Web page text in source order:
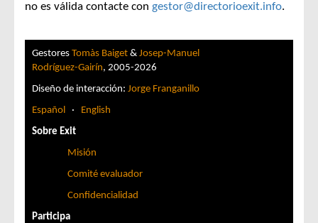
no es válida contacte con gestor@directorioexit.info.
Gestores Tomàs Baiget & Josep-Manuel
Rodríguez-Gairín, 2005-2026
Diseño de interacción: Jorge Franganillo
Español · English
Sobre Exit
Misión
Comité evaluador
Confidencialidad
Participa